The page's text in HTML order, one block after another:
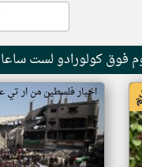
فوق كولورادو لست
اخبار فلسطين من ار تي